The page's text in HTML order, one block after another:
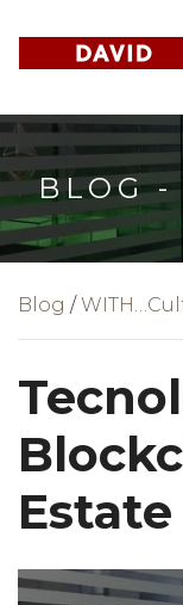
BLOG -
Blog /
Estate